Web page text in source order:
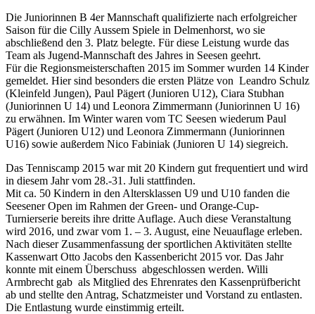
Die Juniorinnen B 4er Mannschaft qualifizierte nach erfolgreicher
Saison für die Cilly Aussem Spiele in Delmenhorst, wo sie
abschließend den 3. Platz belegte. Für diese Leistung wurde das
Team als Jugend-Mannschaft des Jahres in Seesen geehrt.
Für die Regionsmeisterschaften 2015 im Sommer wurden 14 Kinder
gemeldet. Hier sind besonders die ersten Plätze von Leandro Schulz
(Kleinfeld Jungen), Paul Pägert (Junioren U12), Ciara Stubhan
(Juniorinnen U 14) und Leonora Zimmermann (Juniorinnen U 16)
zu erwähnen. Im Winter waren vom TC Seesen wiederum Paul
Pägert (Junioren U12) und Leonora Zimmermann (Juniorinnen
U16) sowie außerdem Nico Fabiniak (Junioren U 14) siegreich.
Das Tenniscamp 2015 war mit 20 Kindern gut frequentiert und wird
in diesem Jahr vom 28.-31. Juli stattfinden.
Mit ca. 50 Kindern in den Altersklassen U9 und U10 fanden die
Seesener Open im Rahmen der Green- und Orange-Cup-
Turnierserie bereits ihre dritte Auflage. Auch diese Veranstaltung
wird 2016, und zwar vom 1. – 3. August, eine Neuauflage erleben.
Nach dieser Zusammenfassung der sportlichen Aktivitäten stellte
Kassenwart Otto Jacobs den Kassenbericht 2015 vor. Das Jahr
konnte mit einem Überschuss abgeschlossen werden. Willi
Armbrecht gab als Mitglied des Ehrenrates den Kassenprüfbericht
ab und stellte den Antrag, Schatzmeister und Vorstand zu entlasten.
Die Entlastung wurde einstimmig erteilt.